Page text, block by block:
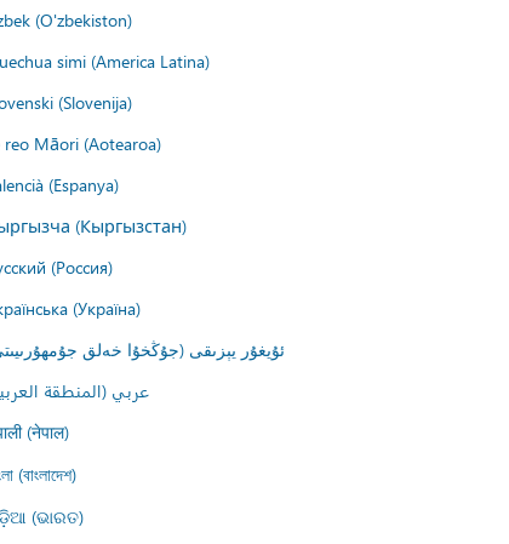
(O'zbekiston)
simi (America Latina)
(Slovenija)
reo Māori (Aotearoa)
(Espanya)
(Кыргызстан)
(Россия)
(Україна)
ئۇيغۇر يېزىقى (جۇڭخۇا خەلق
عربي (المنطقة
(नेपाल)
(বাংলাদেশ)
(ଭାରତ)